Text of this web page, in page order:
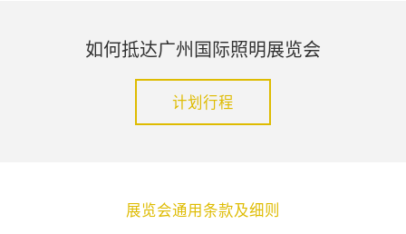
如何抵达广州国际照明展览会
计划行程
展览会通用条款及细则